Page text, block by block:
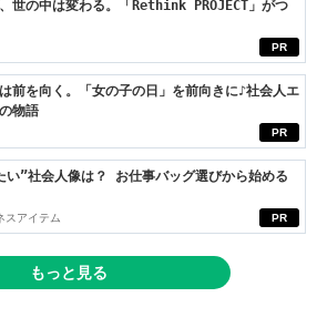
PR
世の中は変わる。「Rethink PROJECT」がつ
PR
前を向く。「女の子の日」を前向きに♪社会人エ
物語
PR
い”社会人像は？ お仕事バッグ選びから始める
スアイテム
もっと見る